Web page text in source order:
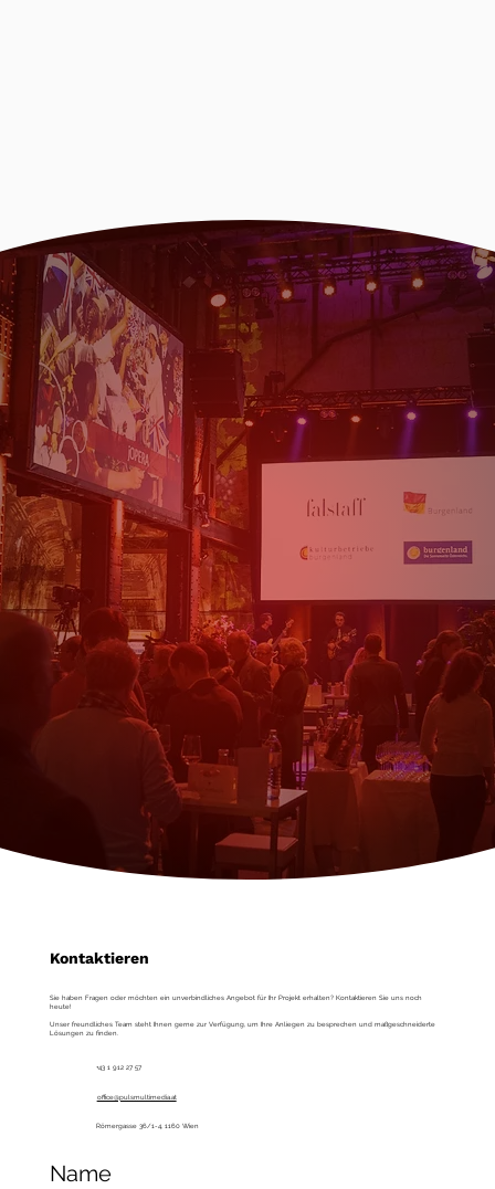
Kontaktieren
Sie haben Fragen oder möchten ein unverbindliches Angebot für Ihr Projekt erhalten? Kontaktieren Sie uns noch
heute!
Unser freundliches Team steht Ihnen gerne zur Verfügung, um Ihre Anliegen zu besprechen und maßgeschneiderte
Lösungen zu finden.
+43 1 912 27 57
office@pulsmultimedia.at
Römergasse 36/1-4, 1160 Wien
Name